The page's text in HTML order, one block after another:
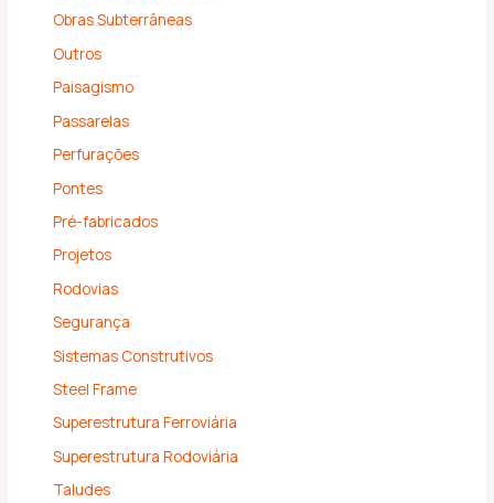
Obras Subterrâneas
Outros
Paisagismo
Passarelas
Perfurações
Pontes
Pré-fabricados
Projetos
Rodovias
Segurança
Sistemas Construtivos
Steel Frame
Superestrutura Ferroviária
Superestrutura Rodoviária
Taludes